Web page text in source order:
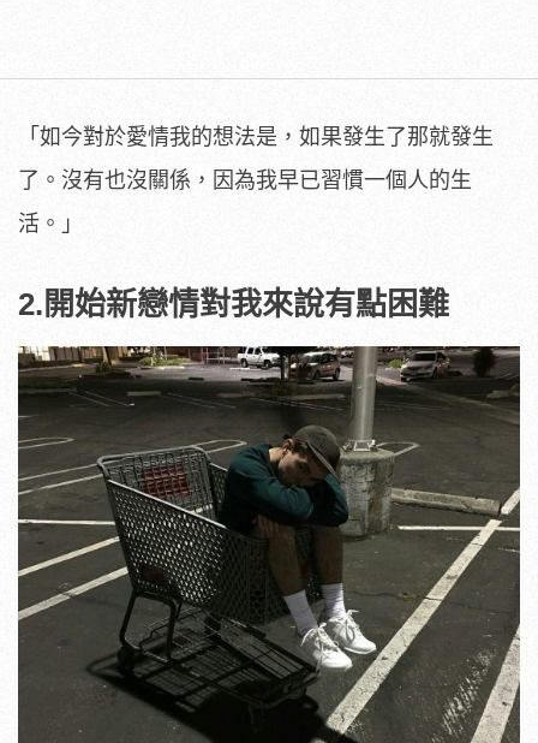
「如今對於愛情我的想法是，如果發生了那就發生
了。沒有也沒關係，因為我早已習慣一個人的生
活。」
2.開始新戀情對我來說有點困難